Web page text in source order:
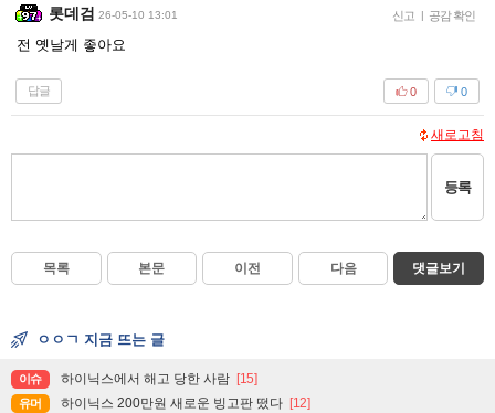
롯데검 26-05-10 13:01 신고 공감 확인
전 옛날게 좋아요
답글 0
0
새로고침
등록
목록 본문 이전 다음 댓글보기
ㅇㅇㄱ 지금 뜨는 글
이슈 하이닉스에서 해고 당한 사람 [15]
유머 하이닉스 200만원 새로운 빙고판 떴다 [12]